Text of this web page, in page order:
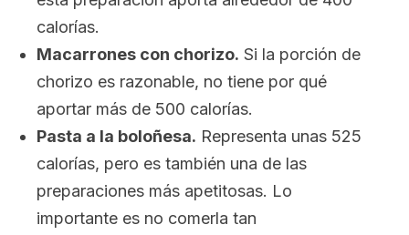
calorías.
Macarrones con chorizo. Si la porción de
chorizo es razonable, no tiene por qué
aportar más de 500 calorías.
Pasta a la boloñesa. Representa unas 525
calorías, pero es también una de las
preparaciones más apetitosas. Lo
importante es no comerla tan